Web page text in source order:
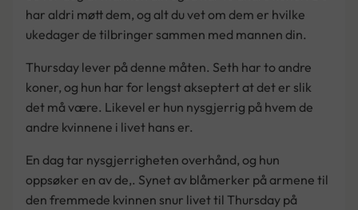
har aldri møtt dem, og alt du vet om dem er hvilke
ukedager de tilbringer sammen med mannen din.
Thursday lever på denne måten. Seth har to andre
koner, og hun har for lengst akseptert at det er slik
det må være. Likevel er hun nysgjerrig på hvem de
andre kvinnene i livet hans er.
En dag tar nysgjerrigheten overhånd, og hun
oppsøker en av de,. Synet av blåmerker på armene til
den fremmede kvinnen snur livet til Thursday på